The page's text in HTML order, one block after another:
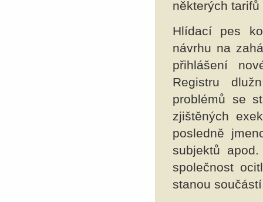
některých
Hlídací pes
návrhu na
přihlášení
Registru
problémů se
zjištěných
posledně
subjektů
společnost
stanou